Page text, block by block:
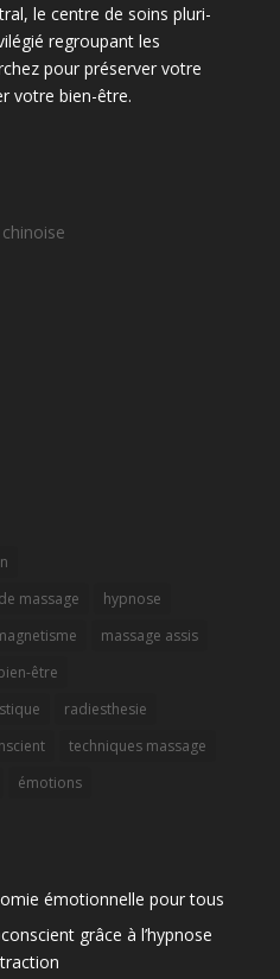
le centre de soins pluri-
regroupant les
pour préserver votre
votre bien-être.
massage
hypnose
massage assis
être
radiesthesie
techniques massage
émotions
émotionnelle pour tous
grâce à l’hypnose